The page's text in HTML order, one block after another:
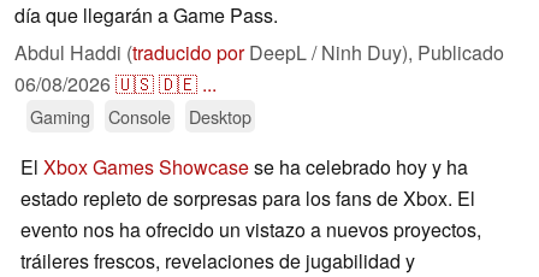
día que llegarán a Game Pass.
Abdul Haddi (traducido porDeepL / Ninh Duy), Publicado
06/08/2026🇺🇸🇩🇪 ...
Gaming Console Desktop
El Xbox Games Showcasese ha celebrado hoy y ha
estado repleto de sorpresas para los fans de Xbox. El
evento nos ha ofrecido un vistazo a nuevos proyectos,
tráileres frescos, revelaciones de jugabilidad y